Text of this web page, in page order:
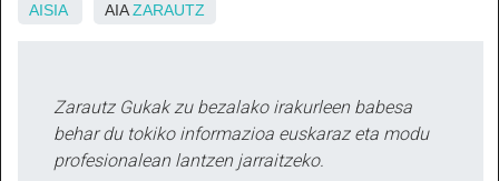
AISIA AIAZARAUTZ
Zarautz Gukak zu bezalako irakurleen babesa
behar du tokiko informazioa euskaraz eta modu
profesionalean lantzen jarraitzeko.